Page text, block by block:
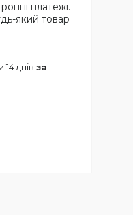
платежі.
який товар
днів за